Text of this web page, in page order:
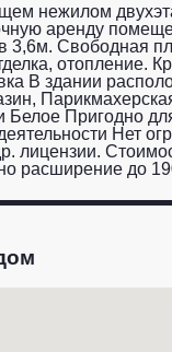
нежилом
аренду
3,6м. Свободная
отопление.
В здании
Белое Пригодно
Нет
лицензии.
расширение до